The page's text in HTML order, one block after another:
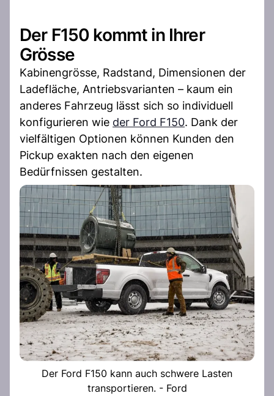
Der F150 kommt in Ihrer
Grösse
Kabinengrösse, Radstand, Dimensionen der
Ladefläche, Antriebsvarianten – kaum ein
anderes Fahrzeug lässt sich so individuell
konfigurieren wie der Ford F150. Dank der
vielfältigen Optionen können Kunden den
Pickup exakten nach den eigenen
Bedürfnissen gestalten.
Der Ford F150 kann auch schwere Lasten
transportieren. - Ford